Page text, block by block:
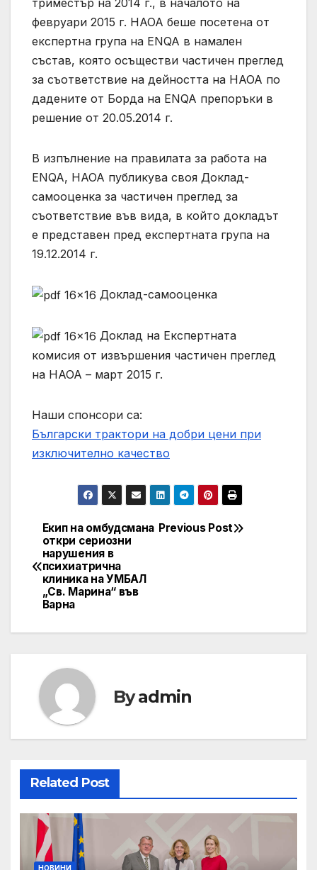
триместър на 2014 г., в началото на
февруари 2015 г. НАОА беше посетена от
експертна група на ENQA в намален
състав, която осъществи частичен преглед
за съответствие на дейността на НАОА по
дадените от Борда на ENQA препоръки в
решение от 20.05.2014 г.
В изпълнение на правилата за работа на
ENQA, НАОА публикува своя Доклад-
самооценка за частичен преглед за
съответствие във вида, в който докладът
е представен пред експертната група на
19.12.2014 г.
Доклад-самооценка
Доклад на Експертната
комисия от извършения частичен преглед
на НАОА – март 2015 г.
Наши спонсори са:
Български трактори на добри цени при
изключително качество
Post
navigation
Previous Post
Екип на омбудсмана
откри сериозни
нарушения в
психиатрична
клиника на УМБАЛ
„Св. Марина“ във
Варна
Byadmin
Related Post
НОВИНИ